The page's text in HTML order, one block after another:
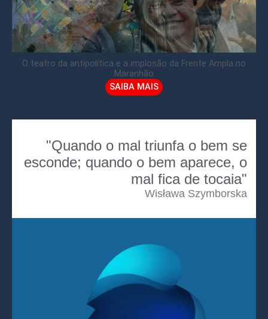
O teatro da antipolítica e a implosão da Frente Ampla no
Maranhão
SAIBA MAIS
"Quando o mal triunfa o bem se
esconde; quando o bem aparece, o
mal fica de tocaia"
Wisława Szymborska